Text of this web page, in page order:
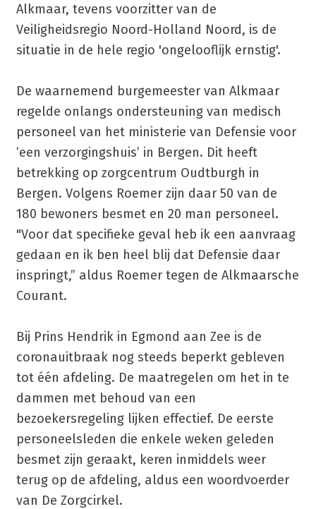
Alkmaar, tevens voorzitter van de
Veiligheidsregio Noord-Holland Noord, is de
situatie in de hele regio 'ongelooflijk ernstig'.
De waarnemend burgemeester van Alkmaar
regelde onlangs ondersteuning van medisch
personeel van het ministerie van Defensie voor
’een verzorgingshuis’ in Bergen. Dit heeft
betrekking op zorgcentrum Oudtburgh in
Bergen. Volgens Roemer zijn daar 50 van de
180 bewoners besmet en 20 man personeel.
"Voor dat specifieke geval heb ik een aanvraag
gedaan en ik ben heel blij dat Defensie daar
inspringt,” aldus Roemer tegen de Alkmaarsche
Courant.
Bij Prins Hendrik in Egmond aan Zee is de
coronauitbraak nog steeds beperkt gebleven
tot één afdeling. De maatregelen om het in te
dammen met behoud van een
bezoekersregeling lijken effectief. De eerste
personeelsleden die enkele weken geleden
besmet zijn geraakt, keren inmiddels weer
terug op de afdeling, aldus een woordvoerder
van De Zorgcirkel.